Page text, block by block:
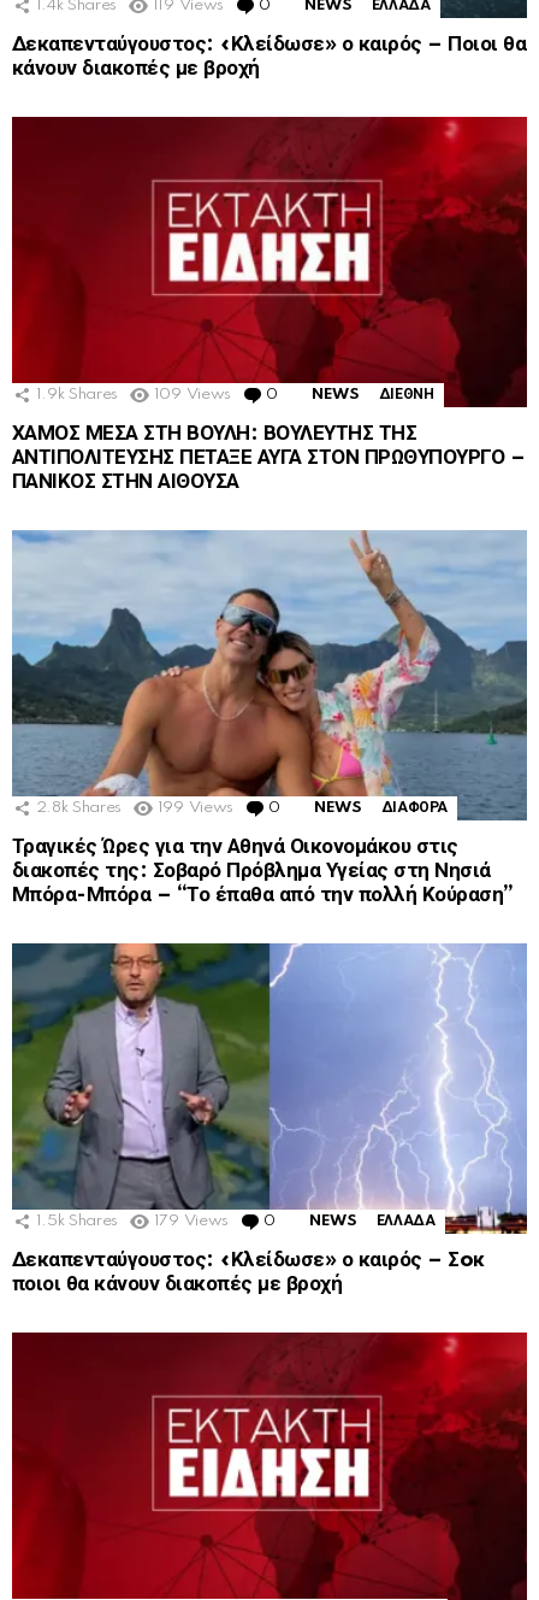
1.4k Shares 119 Views 0 Comments
NEWS ΕΛΛΑΔΑ
Δεκαπενταύγουστος: «Κλείδωσε» ο καιρός – Ποιοι θα
κάνουν διακοπές με βροχή
1.9k Shares 109 Views 0 Comments
NEWS ΔΙΕΘΝΗ
ΧΑΜΟΣ ΜΕΣΑ ΣΤΗ ΒΟΥΛΗ: ΒΟΥΛΕΥΤΗΣ ΤΗΣ
ΑΝΤΙΠΟΛΙΤΕΥΣΗΣ ΠΕΤΑΞΕ ΑΥΓΑ ΣΤΟΝ ΠΡΩΘΥΠΟΥΡΓΟ –
ΠΑΝΙΚΟΣ ΣΤΗΝ ΑΙΘΟΥΣΑ
2.8k Shares 199 Views 0 Comments
NEWS ΔΙΑΦΟΡΑ
Τραγικές Ώρες για την Αθηνά Οικονομάκου στις
διακοπές της: Σοβαρό Πρόβλημα Υγείας στη Νησιά
Μπόρα-Μπόρα – “Το έπαθα από την πολλή Κούραση”
1.5k Shares 179 Views 0 Comments
NEWS ΕΛΛΑΔΑ
Δεκαπενταύγουστος: «Κλείδωσε» ο καιρός – Σoκ
ποιοι θα κάνουν διακοπές με βροχή